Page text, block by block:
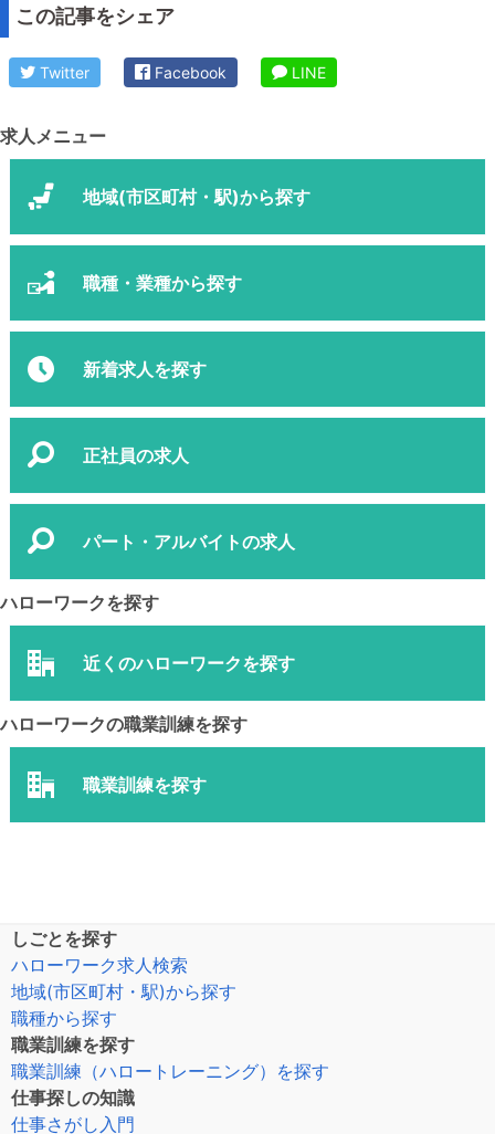
この記事をシェア
Twitter Facebook LINE
求人メニュー
地域(市区町村・駅)から探す
職種・業種から探す
新着求人を探す
正社員の求人
パート・アルバイトの求人
ハローワークを探す
近くのハローワークを探す
ハローワークの職業訓練を探す
職業訓練を探す
しごとを探す
ハローワーク求人検索
地域(市区町村・駅)から探す
職種から探す
職業訓練を探す
職業訓練（ハロートレーニング）を探す
仕事探しの知識
仕事さがし入門